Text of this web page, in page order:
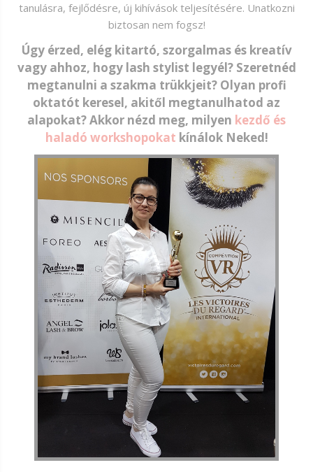
tanulásra, fejlődésre, új kihívások teljesítésére. Unatkozni
biztosan nem fogsz!
Úgy érzed, elég kitartó, szorgalmas és kreatív
vagy ahhoz, hogy lash stylist legyél? Szeretnéd
megtanulni a szakma trükkjeit? Olyan profi
oktatót keresel, akitől megtanulhatod az
alapokat? Akkor nézd meg, milyen kezdő és
haladó workshopokat kínálok Neked!